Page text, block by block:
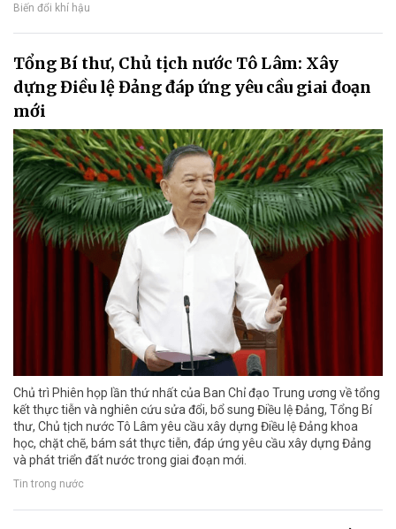
Biến đổi khí hậu
Tổng Bí thư, Chủ tịch nước Tô Lâm: Xây
dựng Điều lệ Đảng đáp ứng yêu cầu giai đoạn
mới
Chủ trì Phiên họp lần thứ nhất của Ban Chỉ đạo Trung ương về tổng
kết thực tiễn và nghiên cứu sửa đổi, bổ sung Điều lệ Đảng, Tổng Bí
thư, Chủ tịch nước Tô Lâm yêu cầu xây dựng Điều lệ Đảng khoa
học, chặt chẽ, bám sát thực tiễn, đáp ứng yêu cầu xây dựng Đảng
và phát triển đất nước trong giai đoạn mới.
Tin trong nước